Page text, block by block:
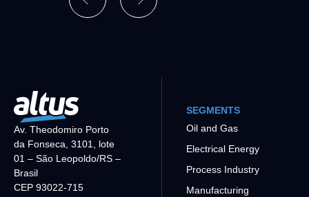
Av. Theodomiro Porto
da Fonseca, 3101, lote
01 – São Leopoldo/RS –
Brasil
CEP 93022-715
SEGMENTS
Oil and Gas
Electrical Energy
Process Industry
Manufacturing